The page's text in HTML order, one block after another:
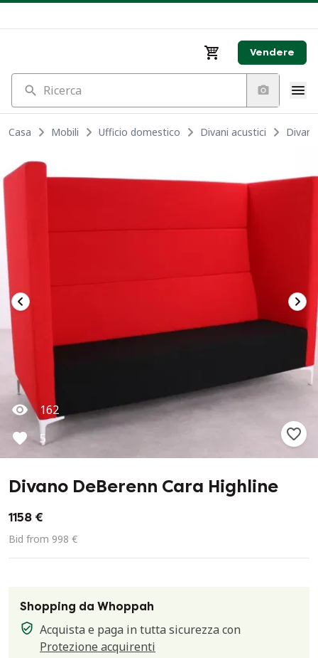
Vendere
Ricerca
Casa Mobili Ufficio domestico Divani acustici
162
5
Divano DeBerenn Cara Highline
1158 €
Bid from 998 €
Shopping da Whoppah
Acquista e paga in tutta sicurezza con
Protezione acquirenti